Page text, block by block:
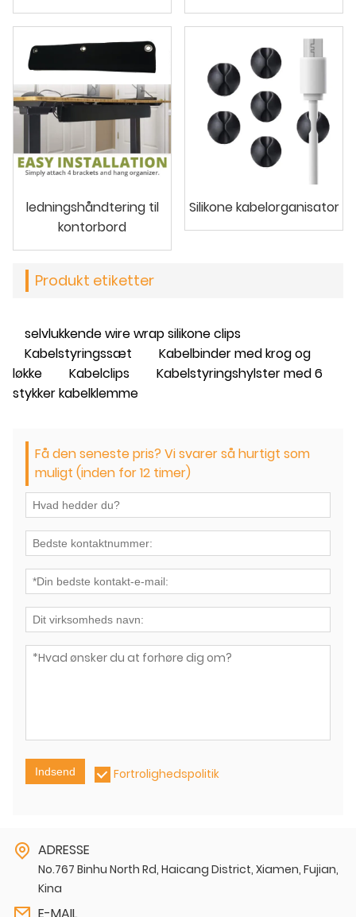
ledningshåndtering til
kontorbord
Silikone kabelorganisator
Produkt etiketter
selvlukkende wire wrap silikone clips
Kabelstyringssæt
Kabelbinder med krog og
løkke
Kabelclips
Kabelstyringshylster med 6
stykker kabelklemme
Få den seneste pris? Vi svarer så hurtigt som
muligt (inden for 12 timer)
Indsend Fortrolighedspolitik
ADRESSE
No.767 Binhu North Rd, Haicang District, Xiamen, Fujian,
Kina
E-MAIL